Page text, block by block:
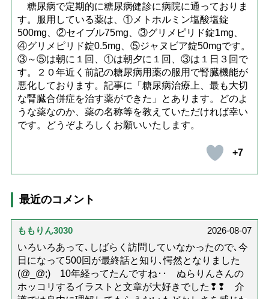
糖尿病で定期的に糖尿病健診に病院に通っておりま
す。服用している薬は、①メトホルミン塩酸塩錠
500mg、②セイブル75mg、③グリメピリド錠1mg、
④グリメピリド錠0.5mg、⑤ジャヌビア錠50mgです。
③～⑤は朝に１回、①は朝夕に１回、③は１日３回で
す。２０年近く前記の糖尿病用薬の服用で腎臓機能が
悪化しております。記事に「糖尿病治療上、最も大切
な腎臓合併症を治す薬ができた」とあります。どのよ
うな薬なのか、薬の名称等を教えていただければ幸い
です。どうぞよろしくお願いいたします。
+7
最近のコメント
ももりん3030
2026-08-07
いろいろあって､しばらく訪問していなかったので､今
日になって500回が最終話と知り､愕然となりました
(@_@;) 10年経ってたんですね･･ ぬらりんさんの
ホッコリするイラストと文章が大好きでした❢❢ 介